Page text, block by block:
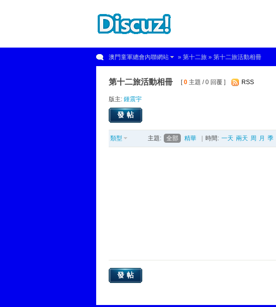
澳門童軍總會內聯網站 » 第十二旅 » 第十二旅活動相冊
第十二旅活動相冊 [0 主題 / 0 回覆 ] RSS
版主: 鍾震宇
發帖
類型 主題: 全部 精華 時間: 一天 兩天 周 月 季
發帖